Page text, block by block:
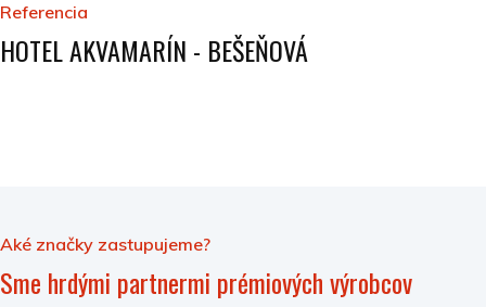
Referencia
HOTEL AKVAMARÍN - BEŠEŇOVÁ
Aké značky zastupujeme?
Sme hrdými partnermi prémiových výrobcov